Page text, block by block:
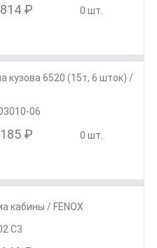
₽ 0 шт.
кузова 6520 (15т, 6 шток) /
06
₽ 0 шт.
кабины / FENOX
C3